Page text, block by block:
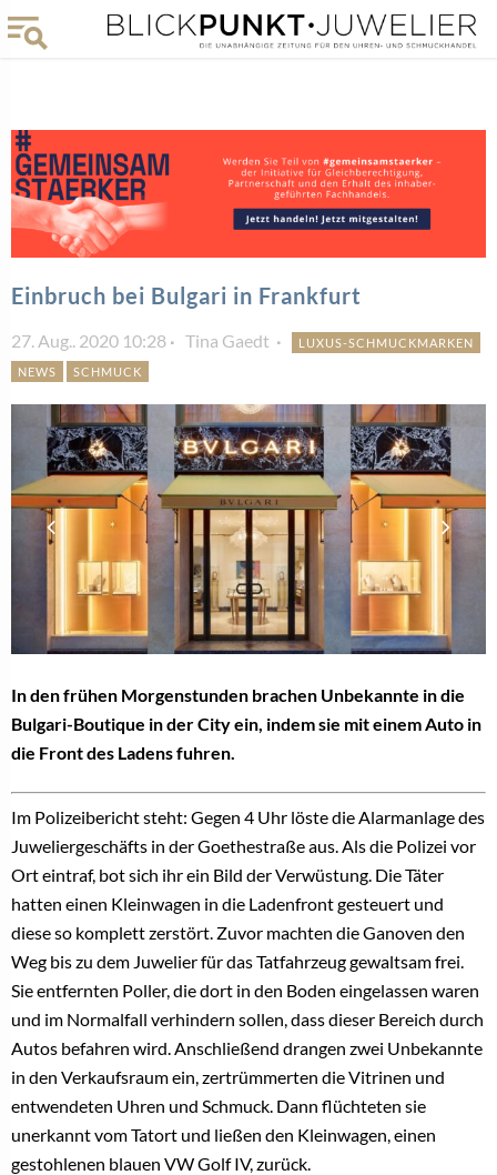
Einbruch bei Bulgari in Frankfurt
27. Aug.. 2020 10:28 Tina Gaedt
LUXUS-SCHMUCKMARKEN
NEWS
SCHMUCK
In den frühen Morgenstunden brachen Unbekannte in die
Bulgari-Boutique in der City ein, indem sie mit einem Auto in
die Front des Ladens fuhren.
Im Polizeibericht steht: Gegen 4 Uhr löste die Alarmanlage des
Juweliergeschäfts in der Goethestraße aus. Als die Polizei vor
Ort eintraf, bot sich ihr ein Bild der Verwüstung. Die Täter
hatten einen Kleinwagen in die Ladenfront gesteuert und
diese so komplett zerstört. Zuvor machten die Ganoven den
Weg bis zu dem Juwelier für das Tatfahrzeug gewaltsam frei.
Sie entfernten Poller, die dort in den Boden eingelassen waren
und im Normalfall verhindern sollen, dass dieser Bereich durch
Autos befahren wird. Anschließend drangen zwei Unbekannte
in den Verkaufsraum ein, zertrümmerten die Vitrinen und
entwendeten Uhren und Schmuck. Dann flüchteten sie
unerkannt vom Tatort und ließen den Kleinwagen, einen
gestohlenen blauen VW Golf IV, zurück.